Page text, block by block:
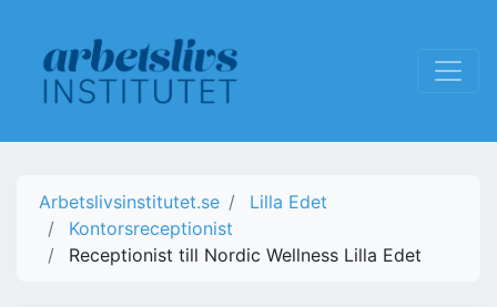
Arbetslivsinstitutet.se
Lilla Edet
Kontorsreceptionist
Receptionist till Nordic Wellness Lilla Edet